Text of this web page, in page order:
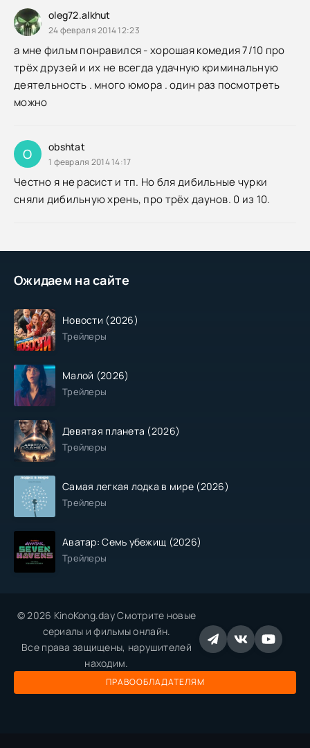
Ожидаем на сайте
Новости (2026)
Трейлеры
Малой (2026)
Трейлеры
Девятая планета (2026)
Трейлеры
Самая легкая лодка в мире (2026)
Трейлеры
Аватар: Семь убежищ (2026)
Трейлеры
oleg72.alkhut
24 февраля 2014 12:23
а мне фильм понравился - хорошая комедия 7/10 про
трёх друзей и их не всегда удачную криминальную
деятельность . много юмора . один раз посмотреть
можно
O obshtat
1 февраля 2014 14:17
Честно я не расист и тп. Но бля дибильные чурки
сняли дибильную хрень, про трёх даунов. 0 из 10.
© 2026 KinoKong.day Смотрите новые
сериалы и фильмы онлайн.
Все права защищены, нарушителей
находим.
ПРАВООБЛАДАТЕЛЯМ